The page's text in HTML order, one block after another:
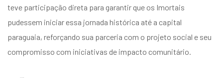
teve participação direta para garantir que os Imortais
pudessem iniciar essa jornada histórica até a capital
paraguaia, reforçando sua parceria com o projeto social e seu
compromisso com iniciativas de impacto comunitário.